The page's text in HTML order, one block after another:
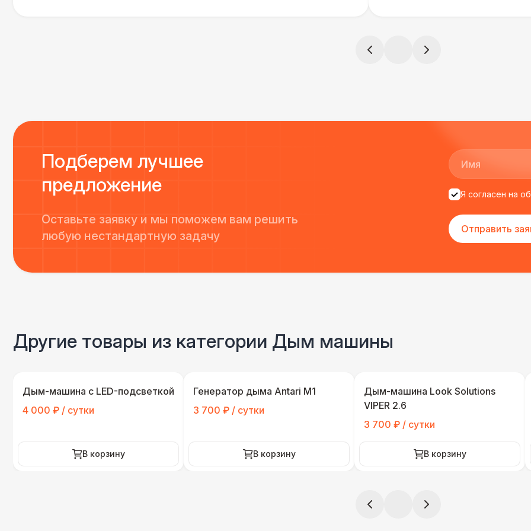
Подберем лучшее
предложение
Оставьте заявку и мы поможем вам решить
любую нестандартную задачу
Я согласен на
Отправить
Другие товары из категории Дым машины
Дым-машина с LED-подсветкой
4 000 ₽ / сутки
В корзину
Генератор дыма Antari M1
3 700 ₽ / сутки
В корзину
Дым-машина Look Solutions
VIPER 2.6
3 700 ₽ / сутки
В корзину